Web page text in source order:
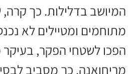
המיושב בדלילות. כך
מתוחמים ומטיילים לא
הפכו לשטחי הפקר, בעיקר
מריחואנה. כך מסביב